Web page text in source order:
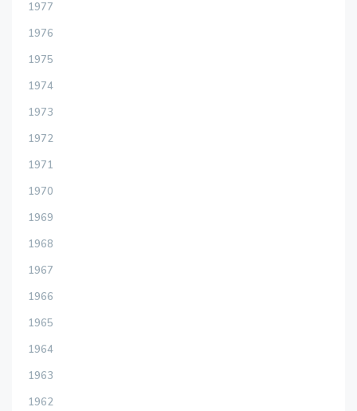
1977
1976
1975
1974
1973
1972
1971
1970
1969
1968
1967
1966
1965
1964
1963
1962